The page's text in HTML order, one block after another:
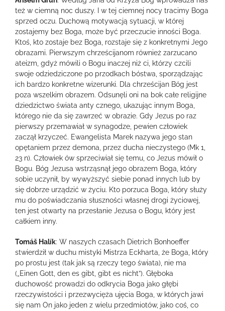
też w ciemną noc duszy. I w tej ciemnej nocy tracimy Boga
sprzed oczu. Duchową motywacją sytuacji, w której
zostajemy bez Boga, może być przeczucie inności Boga.
Ktoś, kto zostaje bez Boga, rozstaje się z konkretnymi Jego
obrazami. Pierwszym chrześcijanom również zarzucano
ateizm, gdyż mówili o Bogu inaczej niż ci, którzy czcili
swoje odziedziczone po przodkach bóstwa, sporządzając
ich bardzo konkretne wizerunki. Dla chrześcijan Bóg jest
poza wszelkim obrazem. Odsunęli oni na bok całe religijne
dziedzictwo świata anty cznego, ukazując innym Boga,
którego nie da się zawrzeć w obrazie. Gdy Jezus po raz
pierwszy przemawiał w synagodze, pewien człowiek
zaczął krzyczeć. Ewangelista Marek nazywa jego stan
opętaniem przez demona, przez ducha nieczystego (Mk 1,
23 n). Człowiek ów sprzeciwiał się temu, co Jezus mówił o
Bogu. Bóg Jezusa wstrząsnął jego obrazem Boga, który
sobie uczynił, by wywyższyć siebie ponad innych lub by
się dobrze urządzić w życiu. Kto porzuca Boga, który służy
mu do poświadczania słuszności własnej drogi życiowej,
ten jest otwarty na przesłanie Jezusa o Bogu, który jest
całkiem inny.
Tomáš Halík: W naszych czasach Dietrich Bonhoeffer
stwierdził w duchu mistyki Mistrza Eckharta, że Boga, który
po prostu jest (tak jak są rzeczy tego świata), nie ma
(„Einen Gott, den es gibt, gibt es nicht”). Głęboka
duchowość prowadzi do odkrycia Boga jako głębi
rzeczywistości i przezwycięża ujęcia Boga, w których jawi
się nam On jako jeden z wielu przedmiotów, jako coś, co